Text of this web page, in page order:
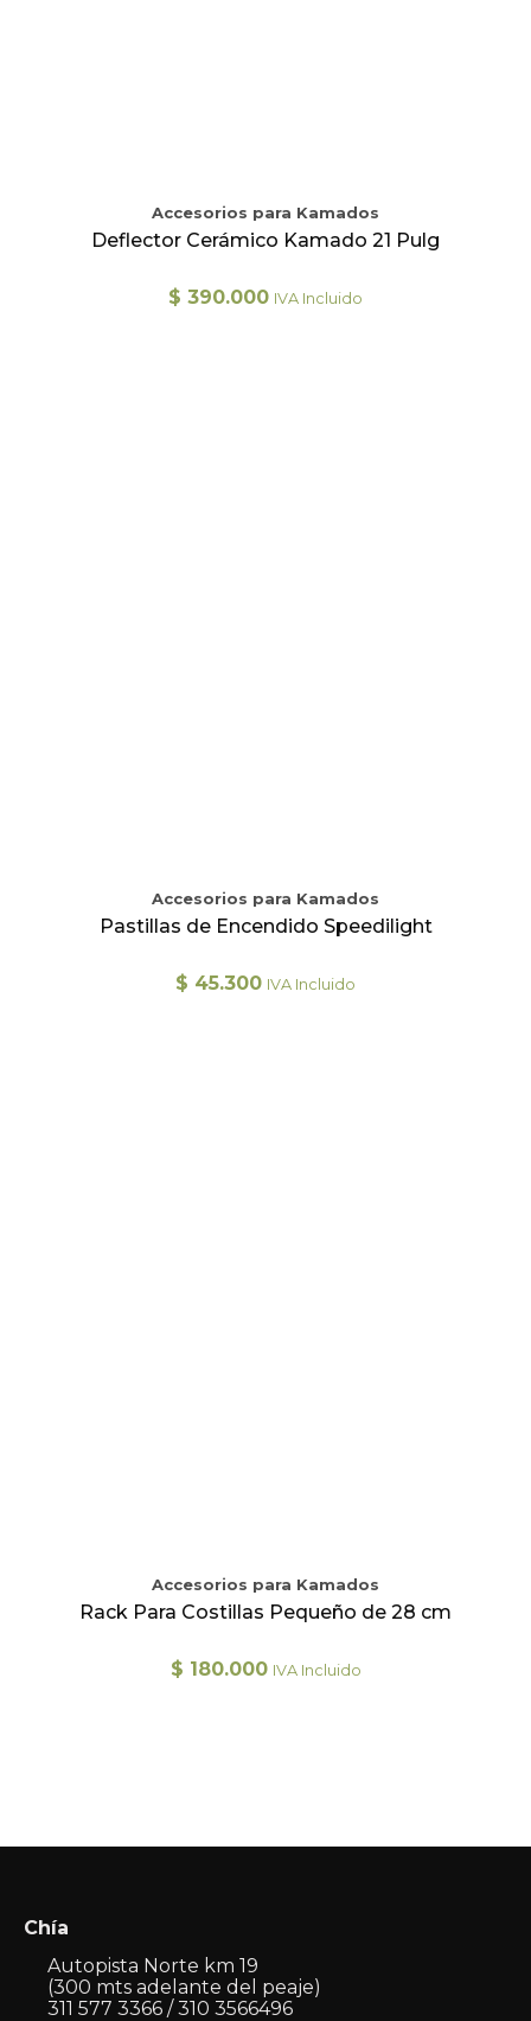
Accesorios para Kamados
Deflector Cerámico Kamado 21 Pulg
$ 390.000 IVA Incluido
Accesorios para Kamados
Pastillas de Encendido Speedilight
$ 45.300 IVA Incluido
Accesorios para Kamados
Rack Para Costillas Pequeño de 28 cm
$ 180.000 IVA Incluido
Chía
Autopista Norte km 19
(300 mts adelante del peaje)
311 577 3366 / 310 3566496